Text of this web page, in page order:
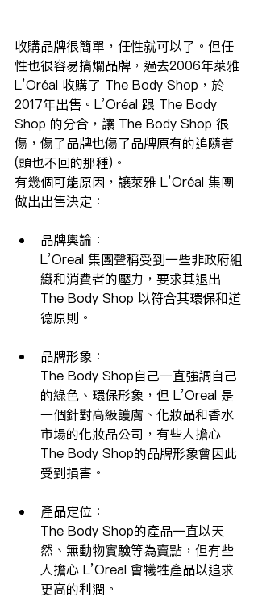
收購品牌很簡單，任性就可以了。但任
性也很容易搞爛品牌，過去2006年萊雅
L’Oréal 收購了 The Body Shop，於
2017年出售。L’Oréal 跟 The Body
Shop 的分合，讓 The Body Shop 很
傷，傷了品牌也傷了品牌原有的追隨者
(頭也不回的那種)。
有幾個可能原因，讓萊雅 L’Oréal 集團
做出出售決定：
品牌輿論：
L’Oreal 集團聲稱受到一些非政府組
織和消費者的壓力，要求其退出
The Body Shop 以符合其環保和道
德原則。
品牌形象：
The Body Shop自己一直強調自己
的綠色、環保形象，但 L’Oreal 是
一個針對高級護膚、化妝品和香水
市場的化妝品公司，有些人擔心
The Body Shop的品牌形象會因此
受到損害。
產品定位：
The Body Shop的產品一直以天
然、無動物實驗等為賣點，但有些
人擔心 L’Oreal 會犧牲產品以追求
更高的利潤。